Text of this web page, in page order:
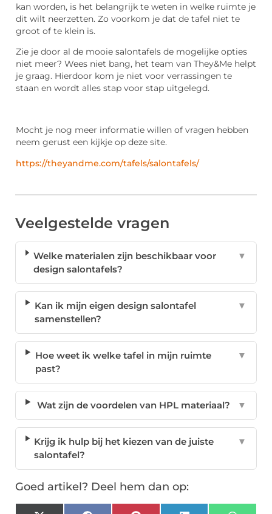
kan worden, is het belangrijk te weten in welke ruimte je
dit wilt neerzetten. Zo voorkom je dat de tafel niet te
groot of te klein is.
Zie je door al de mooie salontafels de mogelijke opties
niet meer? Wees niet bang, het team van They&Me helpt
je graag. Hierdoor kom je niet voor verrassingen te
staan en wordt alles stap voor stap uitgelegd.
Mocht je nog meer informatie willen of vragen hebben
neem gerust een kijkje op deze site.
https://theyandme.com/tafels/salontafels/
Veelgestelde vragen
Welke materialen zijn beschikbaar voor
design salontafels?
▼
Kan ik mijn eigen design salontafel
samenstellen?
▼
Hoe weet ik welke tafel in mijn ruimte
past?
▼
Wat zijn de voordelen van HPL materiaal? ▼
Krijg ik hulp bij het kiezen van de juiste
salontafel?
▼
Goed artikel? Deel hem dan op: